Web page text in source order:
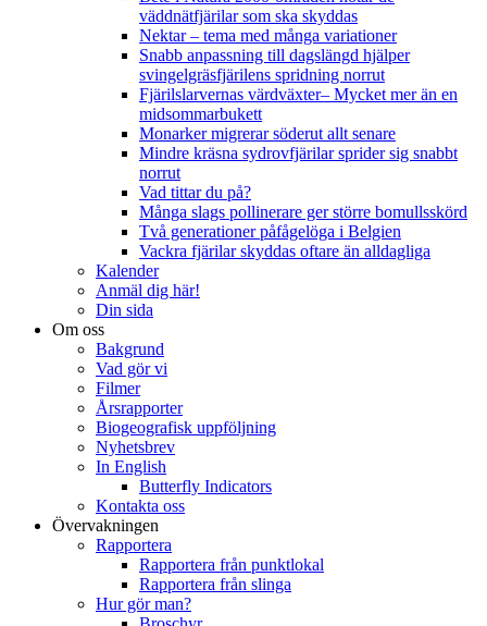
väddnätfjärilar som ska skyddas
Nektar – tema med många variationer
Snabb anpassning till dagslängd hjälper
svingelgräsfjärilens spridning norrut
Fjärilslarvernas värdväxter– Mycket mer än en
midsommarbukett
Monarker migrerar söderut allt senare
Mindre kräsna sydrovfjärilar sprider sig snabbt
norrut
Vad tittar du på?
Många slags pollinerare ger större bomullsskörd
Två generationer påfågelöga i Belgien
Vackra fjärilar skyddas oftare än alldagliga
Kalender
Anmäl dig här!
Din sida
Om oss
Bakgrund
Vad gör vi
Filmer
Årsrapporter
Biogeografisk uppföljning
Nyhetsbrev
In English
Butterfly Indicators
Kontakta oss
Övervakningen
Rapportera
Rapportera från punktlokal
Rapportera från slinga
Hur gör man?